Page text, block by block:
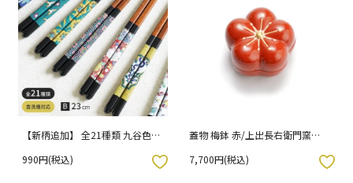
【新柄追加】 全21種類 九谷色絵
窯
990円(税込)
蓋物 梅鉢 赤/上出長右衛門窯
7,700円(税込)
お気に入りボタン